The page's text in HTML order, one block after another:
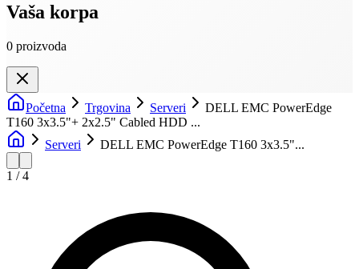
Vaša korpa
0 proizvoda
Početna Trgovina Serveri
DELL EMC PowerEdge
T160 3x3.5"+ 2x2.5" Cabled HDD ...
Serveri
DELL EMC PowerEdge T160 3x3.5"...
1 /4